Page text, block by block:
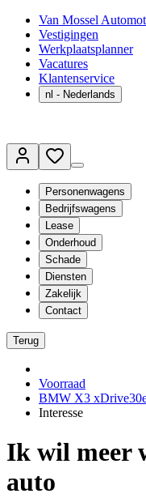
Van Mossel
Vestigingen
Werkplaatsplanner
Vacatures
Klantenservice
nl - Nederlands
Personenwagens
Bedrijfswagens
Lease
Onderhoud
Schade
Diensten
Zakelijk
Contact
Terug
Voorraad
BMW X3
Interesse
Ik wil meer
auto